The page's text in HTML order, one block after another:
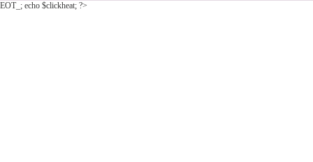
EOT_; echo $clickheat; ?>